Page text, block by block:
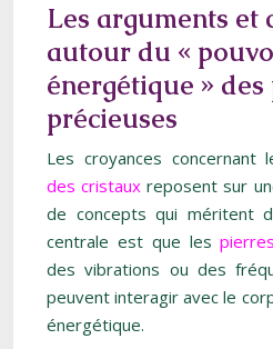
Les arguments et
autour du «
énergétique »
précieuses
Les croyances concernant
des cristauxreposent sur
de concepts qui méritent
centrale est que les
des vibrations ou des
peuvent interagir avec le
énergétique.